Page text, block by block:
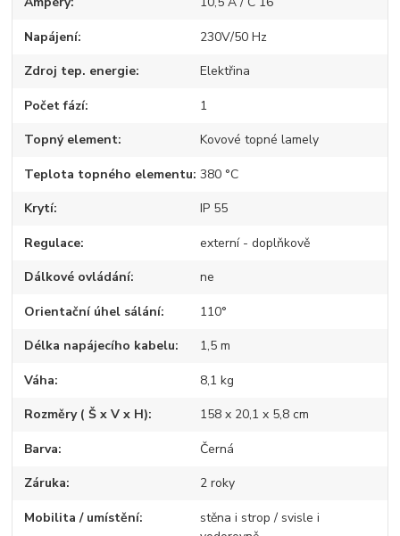
Napájení 230V/50 Hz
Zdroj tep. energie Elektřina
Počet fází 1
Topný element Kovové topné lamely
Teplota topného elementu 380 °C
Krytí IP 55
Regulace externí - doplňkově
Dálkové ovládání ne
Orientační úhel sálání 110°
Délka napájecího kabelu 1,5 m
Váha 8,1 kg
Rozměry ( Š x V x H) 158 x 20,1 x 5,8 cm
Barva Černá
Záruka 2 roky
Mobilita / umístění
stěna i strop / svisle i